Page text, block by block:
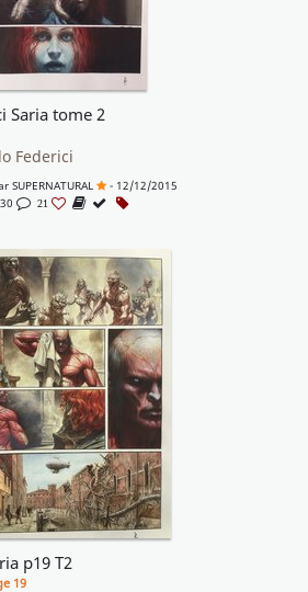
Saria tome 2
Federici
SUPERNATURAL
- 12/12/2015
30 21
p19 T2
19